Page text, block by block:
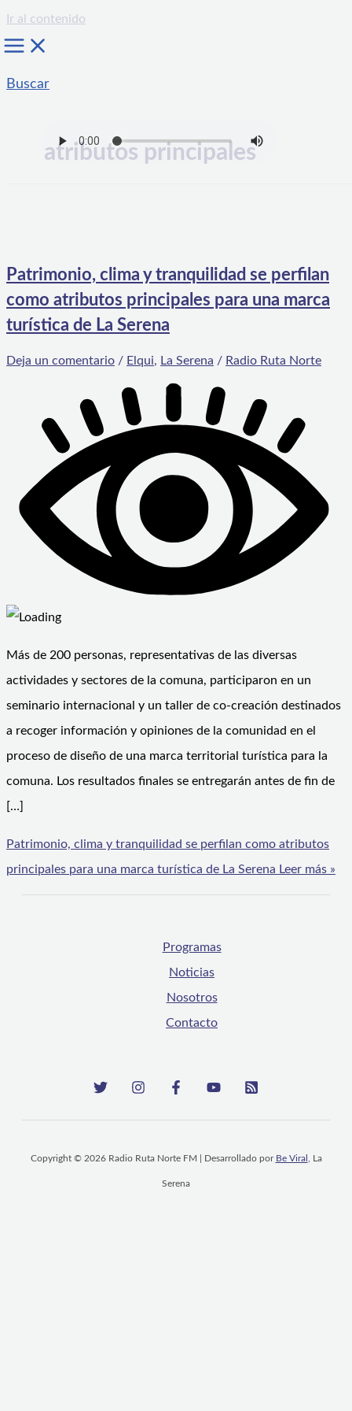
Ir al contenido
Buscar
atributos principales
Patrimonio, clima y tranquilidad se perfilan
como atributos principales para una marca
turística de La Serena
Deja un comentario / Elqui, La Serena / Radio Ruta Norte
Más de 200 personas, representativas de las diversas
actividades y sectores de la comuna, participaron en un
seminario internacional y un taller de co-creación destinados
a recoger información y opiniones de la comunidad en el
proceso de diseño de una marca territorial turística para la
comuna. Los resultados finales se entregarán antes de fin de
[…]
Patrimonio, clima y tranquilidad se perfilan como atributos
principales para una marca turística de La Serena Leer más »
Programas
Noticias
Nosotros
Contacto
Copyright © 2026 Radio Ruta Norte FM | Desarrollado por Be Viral , La
Serena